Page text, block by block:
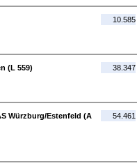
10.585
(L 559)
38.347
Würzburg/Estenfeld (A
54.461